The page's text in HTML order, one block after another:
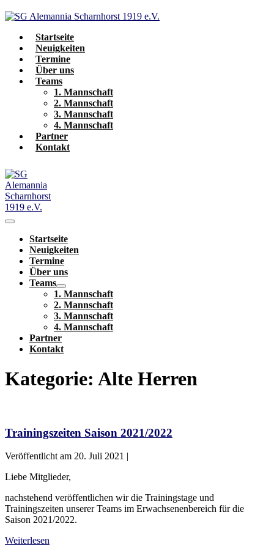
Zum
Inhalt
springen
Startseite
Neuigkeiten
Termine
Über uns
Teams
1. Mannschaft
2. Mannschaft
3. Mannschaft
4. Mannschaft
Partner
Kontakt
Menü-
SchalterStartseite
Neuigkeiten
Termine
Über uns
Teams
Menü-
Schalter
1. Mannschaft
2. Mannschaft
3. Mannschaft
4. Mannschaft
Partner
Kontakt
Kategorie: Alte Herren
2021/2022
Trainingszeiten Saison 2021/2022
Veröffentlicht am 20. Juli 2021 |
Liebe Mitglieder,
nachstehend veröffentlichen wir die Trainingstage und
Trainingszeiten unserer Teams im Erwachsenenbereich für die
Saison 2021/2022.
Weiterlesen